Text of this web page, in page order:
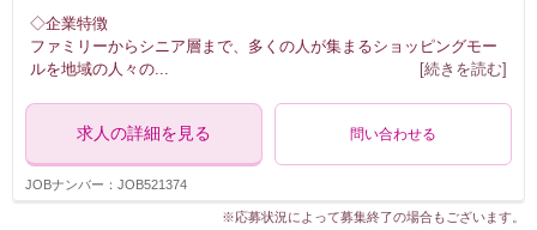
◇企業特徴
ファミリーからシニア層まで、多くの人が集まるショッピングモー
ルを地域の人々の
[続きを読む]
求人の詳細を見る 問い合わせる
JOBナンバー：JOB521374
※応募状況によって募集終了の場合もございます。